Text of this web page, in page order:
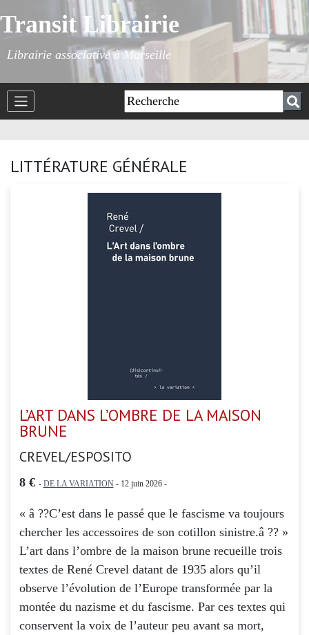
Transit Librairie
Librairie associative à Marseille
LITTÉRATURE GÉNÉRALE
L’ART DANS L’OMBRE DE LA MAISON
BRUNE
CREVEL/ESPOSITO
8 € - DE LA VARIATION- 12 juin 2026 -
« â ??C’est dans le passé que le fascisme va toujours
chercher les accessoires de son cotillon sinistre.â ?? »
L’art dans l’ombre de la maison brune recueille trois
textes de René Crevel datant de 1935 alors qu’il
observe l’évolution de l’Europe transformée par la
montée du nazisme et du fascisme. Par ces textes qui
conservent la voix de l’auteur peu avant sa mort,